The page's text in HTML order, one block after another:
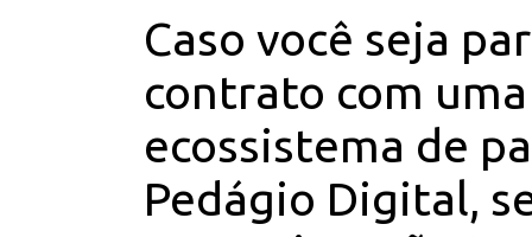
Caso você seja
contrato com
ecossistema de
Pedágio Digital,